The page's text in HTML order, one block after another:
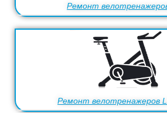
Ремонт
Ремонт велотренажеров